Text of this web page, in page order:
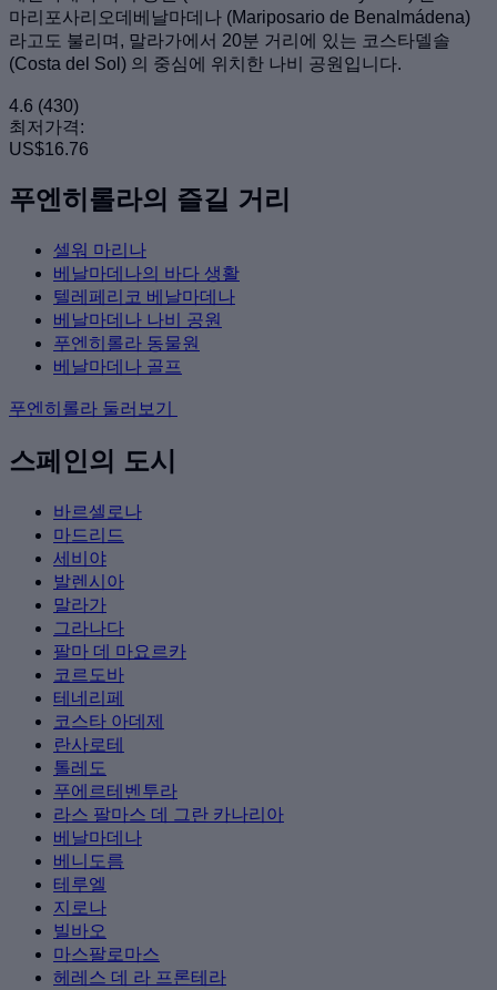
마리포사리오데베날마데나 (Mariposario de Benalmádena)
라고도 불리며, 말라가에서 20분 거리에 있는 코스타델솔
(Costa del Sol) 의 중심에 위치한 나비 공원입니다.
4.6 (430)
최저가격:
US$16.76
푸엔히롤라의 즐길 거리
셀워 마리나
베날마데나의 바다 생활
텔레페리코 베날마데나
베날마데나 나비 공원
푸엔히롤라 동물원
베날마데나 골프
푸엔히롤라 둘러보기
스페인의 도시
바르셀로나
마드리드
세비야
발렌시아
말라가
그라나다
팔마 데 마요르카
코르도바
테네리페
코스타 아데제
란사로테
톨레도
푸에르테벤투라
라스 팔마스 데 그란 카나리아
베날마데나
베니도름
테루엘
지로나
빌바오
마스팔로마스
헤레스 데 라 프론테라